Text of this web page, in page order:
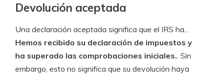
Devolución aceptada
Una declaración aceptada significa que el IRS ha...
Hemos recibido su declaración de impuestos y
ha superado las comprobaciones iniciales.. Sin
embargo, esto no significa que su devolución haya